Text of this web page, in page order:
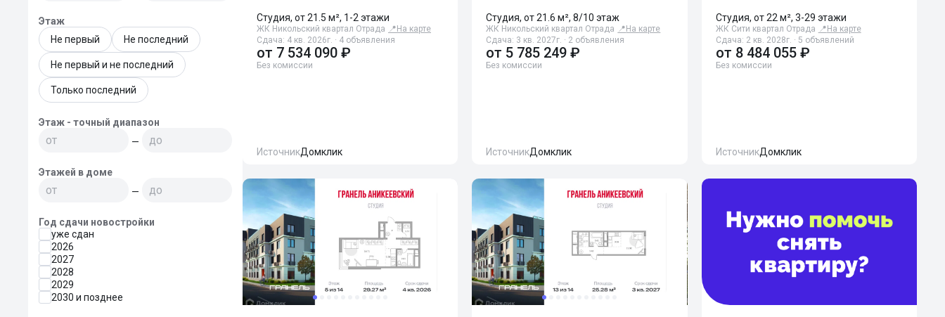
Этаж
Не первый
Не последний
Не первый и не последний
Только последний
Этаж - точный диапазон
—
Этажей в доме
—
Год сдачи новостройки
уже сдан
2026
2027
2028
2029
2030 и позднее
Студия, от 21.5 м², 1-2 этажи
ЖК Никольский квартал Отрада 📍 На карте
Сдача: 4 кв. 2026г. · 4 объявления
от 7 534 090 ₽
Без комиссии
ИсточникДомклик
Студия, от 21.6 м², 8/10 этаж
ЖК Никольский квартал Отрада 📍 На карте
Сдача: 3 кв. 2027г. · 2 объявления
от 5 785 249 ₽
Без комиссии
ИсточникДомклик
Студия, от 22 м², 3-29 этажи
ЖК Сити квартал Отрада 📍 На карте
Сдача: 2 кв. 2028г. · 5 объявлений
от 8 484 055 ₽
Без комиссии
ИсточникДомклик